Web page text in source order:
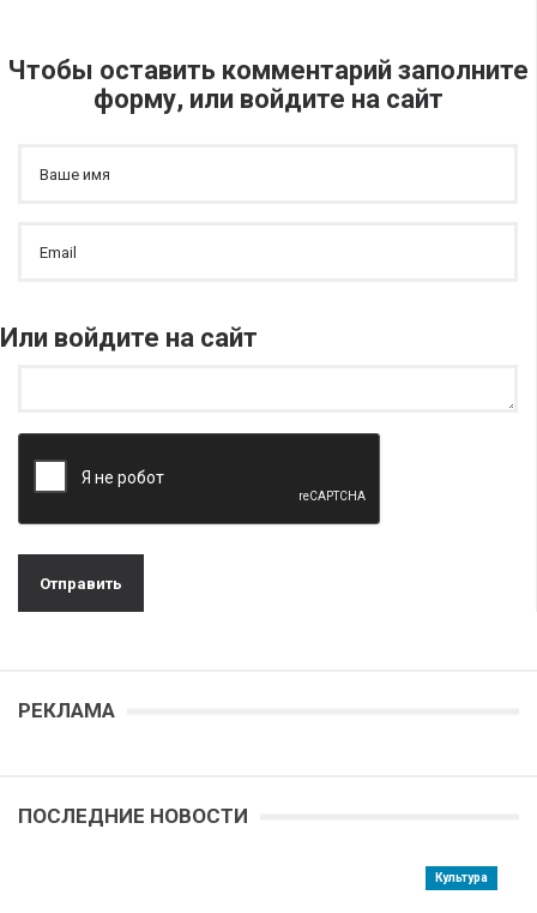
Чтобы оставить комментарий заполните
форму, или войдите на сайт
Или войдите на сайт
РЕКЛАМА
ПОСЛЕДНИЕ НОВОСТИ
Культура